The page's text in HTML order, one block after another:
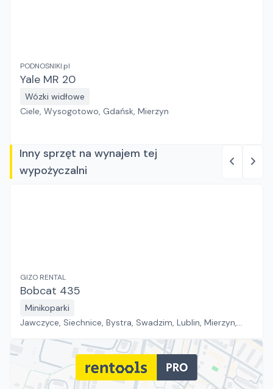
PODNOSNIKI.pl
Yale MR 20
Wózki widłowe
Ciele, Wysogotowo, Gdańsk, Mierzyn
Inny sprzęt na wynajem tej
wypożyczalni
GIZO RENTAL
Bobcat 435
Minikoparki
Jawczyce, Siechnice, Bystra, Swadzim, Lublin, Mierzyn,